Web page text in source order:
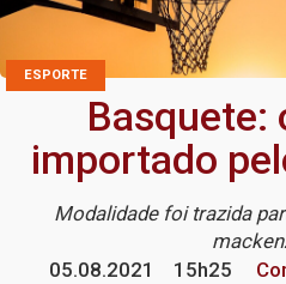
ESPORTE
Basquete:
importado
Modalidade foi trazida
05.08.2021
15h25